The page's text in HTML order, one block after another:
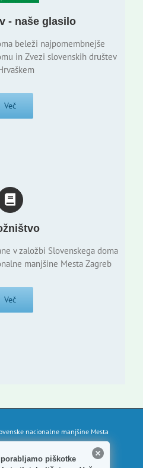
- naše glasilo
beleži najpomembnejše
in Zvezi slovenskih društev
Več
v založbi Slovenskega doma
manjšine Mesta Zagreb
Več
nacionalne manjšine Mesta
piškotke